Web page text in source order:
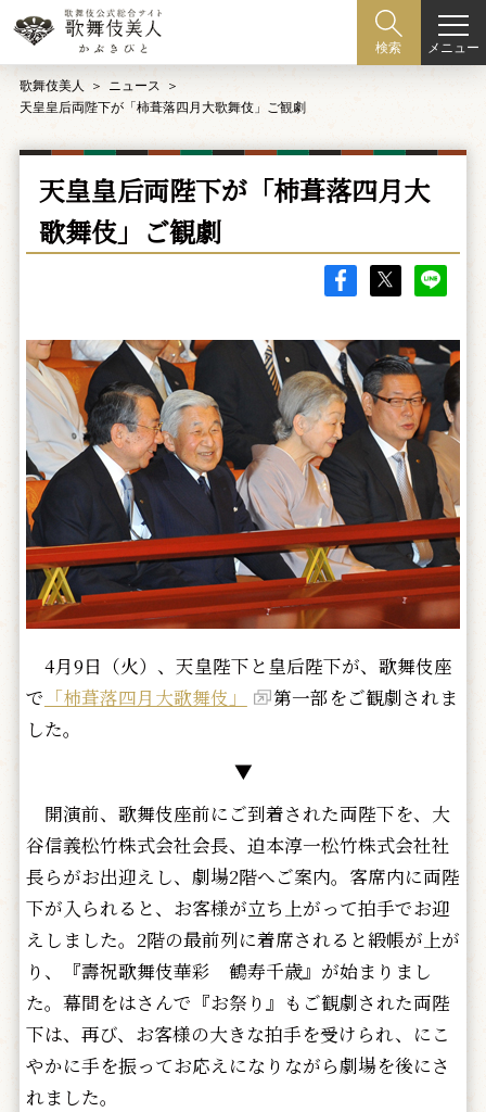
検索 メニュー
歌舞伎美人
ニュース
天皇皇后両陛下が「柿葺落四月大歌舞伎」ご観劇
天皇皇后両陛下が「柿葺落四月大
歌舞伎」ご観劇
4月9日（火）、天皇陛下と皇后陛下が、歌舞伎座
で 「柿葺落四月大歌舞伎」
第一部をご観劇されま
した。
▼
開演前、歌舞伎座前にご到着された両陛下を、大
谷信義松竹株式会社会長、迫本淳一松竹株式会社社
長らがお出迎えし、劇場2階へご案内。客席内に両陛
下が入られると、お客様が立ち上がって拍手でお迎
えしました。2階の最前列に着席されると緞帳が上が
り、『壽祝歌舞伎華彩 鶴寿千歳』が始まりまし
た。幕間をはさんで『お祭り』もご観劇された両陛
下は、再び、お客様の大きな拍手を受けられ、にこ
やかに手を振ってお応えになりながら劇場を後にさ
れました。